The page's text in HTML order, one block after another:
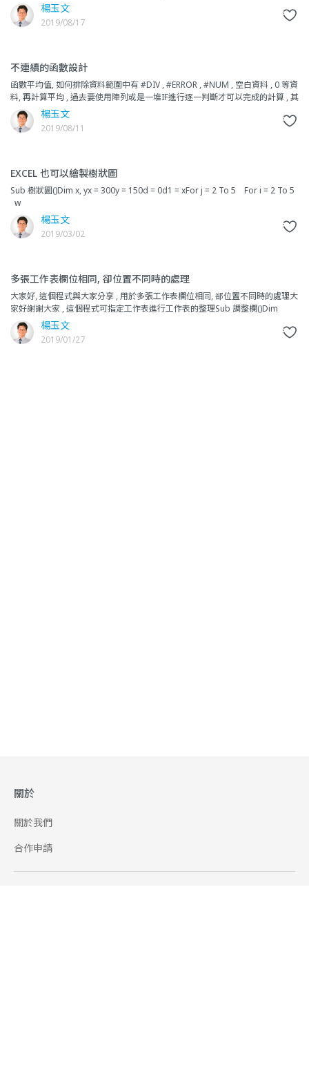
楊玉文
2019/08/17
不連續的函數設計
函數平均值, 如何排除資料範圍中有 #DIV , #ERROR , #NUM , 空白資料 , 0 等資
料, 再計算平均 , 過去要使用陣列或是一堆IF進行逐一判斷才可以完成的計算 , 其
實不需要如此
楊玉文
2019/08/11
EXCEL 也可以繪製樹狀圖
Sub 樹狀圖()Dim x, yx = 300y = 150d = 0d1 = xFor j = 2 To 5 For i = 2 To 5
w
楊玉文
2019/03/02
多張工作表欄位相同, 卻位置不同時的處理
大家好, 這個程式與大家分享 , 用於多張工作表欄位相同, 郤位置不同時的處理大
家好謝謝大家 , 這個程式可指定工作表進行工作表的整理Sub 調整欄()Dim
a(1024)'--------
楊玉文
2019/01/27
關於
關於我們
合作申請